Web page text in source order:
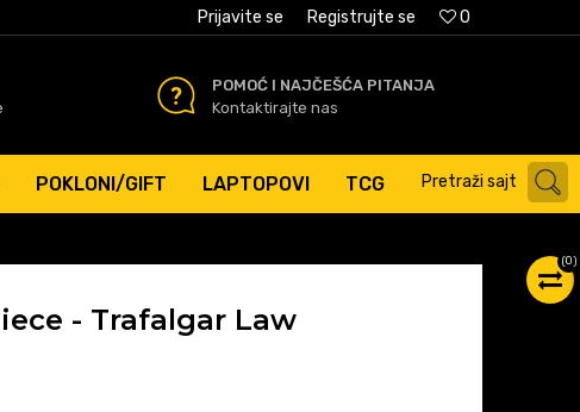
PLAĆANJE PLATNIM KARTICAMA 0
Prijavite se Registrujte se
POMOĆ I NAJČEŠĆA PITANJA
Kontaktirajte nas
POKLONI/GIFT LAPTOPOVI TCG Pretraži sajt
(0)
- Trafalgar Law